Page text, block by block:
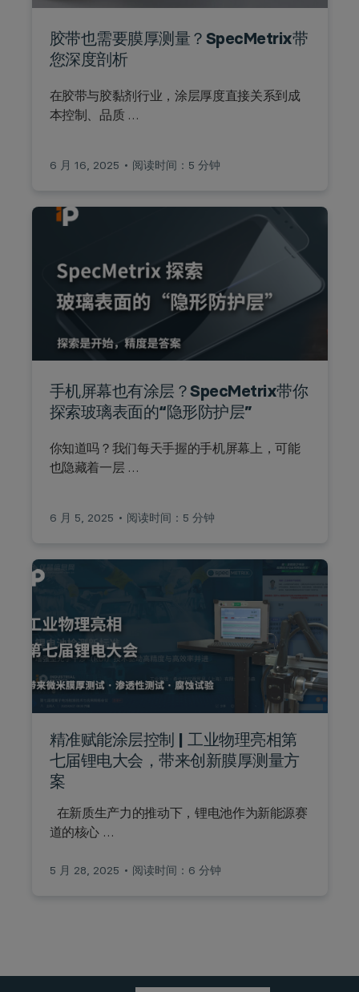
胶带也需要膜厚测量？SpecMetrix带
您深度剖析
在胶带与胶黏剂行业，涂层厚度直接关系到成
本控制、品质 …
6 月 16, 2025 阅读时间：5 分钟
手机屏幕也有涂层？SpecMetrix带你
探索玻璃表面的“隐形防护层”
你知道吗？我们每天手握的手机屏幕上，可能
也隐藏着一层 …
6 月 5, 2025 阅读时间：5 分钟
精准赋能涂层控制 | 工业物理亮相第
七届锂电大会，带来创新膜厚测量方
案
在新质生产力的推动下，锂电池作为新能源赛
道的核心 …
5 月 28, 2025 阅读时间：6 分钟